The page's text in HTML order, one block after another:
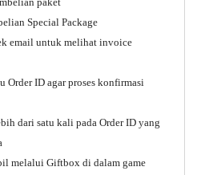
Special Package
email untuk melihat invoice
Order ID agar proses konfirmasi
dari satu kali pada Order ID yang
melalui Giftbox di dalam game